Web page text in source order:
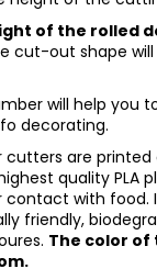
of the rolled
cut-out shape
will help you
decorating.
cutters are printed
quality PLA
with food.
friendly,
The color